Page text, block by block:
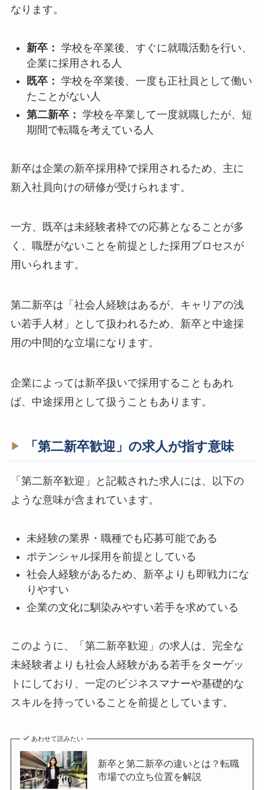
なります。
新卒： 学校を卒業後、すぐに就職活動を行い、
企業に採用される人
既卒： 学校を卒業後、一度も正社員として働い
たことがない人
第二新卒： 学校を卒業して一度就職したが、短
期間で転職を考えている人
新卒は企業の新卒採用枠で採用されるため、主に
新入社員向けの研修が受けられます。
一方、既卒は未経験者枠での応募となることが多
く、職歴がないことを前提とした採用プロセスが
用いられます。
第二新卒は「社会人経験はあるが、キャリアの浅
い若手人材」として扱われるため、新卒と中途採
用の中間的な立場になります。
企業によっては新卒扱いで採用することもあれ
ば、中途採用として扱うこともあります。
「第二新卒歓迎」の求人が指す意味
「第二新卒歓迎」と記載された求人には、以下の
ような意味が含まれています。
未経験の業界・職種でも応募可能である
ポテンシャル採用を前提としている
社会人経験があるため、新卒よりも即戦力にな
りやすい
企業の文化に馴染みやすい若手を求めている
このように、「第二新卒歓迎」の求人は、完全な
未経験者よりも社会人経験がある若手をターゲッ
トにしており、一定のビジネスマナーや基礎的な
スキルを持っていることを前提としています。
あわせて読みたい
新卒と第二新卒の違いとは？転職
市場での立ち位置を解説